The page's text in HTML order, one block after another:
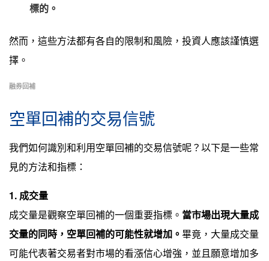
標的。
然而，這些方法都有各自的限制和風險，投資人應該謹慎選
擇。
融券回補
空單回補的交易信號
我們如何識別和利用空單回補的交易信號呢？以下是一些常
見的方法和指標：
1. 成交量
成交量是觀察空單回補的一個重要指標。 當市場出現大量成
交量的同時，空單回補的可能性就增加。 畢竟，大量成交量
可能代表著交易者對市場的看漲信心增強，並且願意增加多